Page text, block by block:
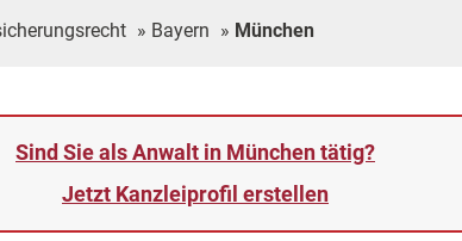
» Bayern » München
Sind Sie als Anwalt in München tätig?
Jetzt Kanzleiprofil erstellen